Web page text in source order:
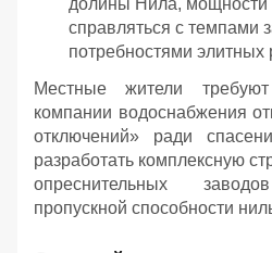
справляться с темпами
потребностями элитных
Местные жители
компании водоснабжения
отключений» ради
разработать комплексную
опреснительных
пропускной способности